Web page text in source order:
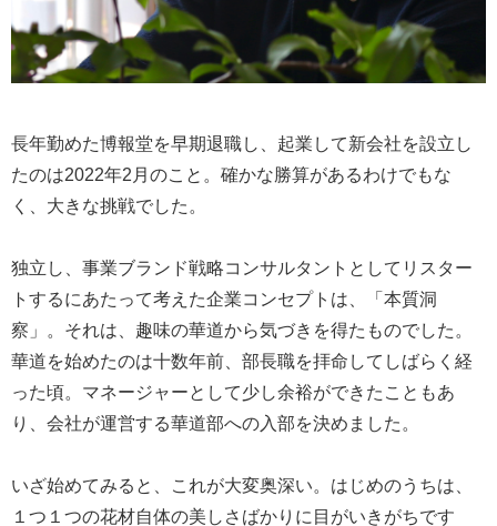
長年勤めた博報堂を早期退職し、起業して新会社を設立し
たのは2022年2月のこと。確かな勝算があるわけでもな
く、大きな挑戦でした。
独立し、事業ブランド戦略コンサルタントとしてリスター
トするにあたって考えた企業コンセプトは、「本質洞
察」。それは、趣味の華道から気づきを得たものでした。
華道を始めたのは十数年前、部長職を拝命してしばらく経
った頃。マネージャーとして少し余裕ができたこともあ
り、会社が運営する華道部への入部を決めました。
いざ始めてみると、これが大変奥深い。はじめのうちは、
１つ１つの花材自体の美しさばかりに目がいきがちです